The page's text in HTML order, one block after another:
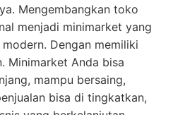
Mengembangkan toko
menjadi minimarket yang
Dengan memiliki
Minimarket Anda bisa
mampu bersaing,
bisa di tingkatkan,